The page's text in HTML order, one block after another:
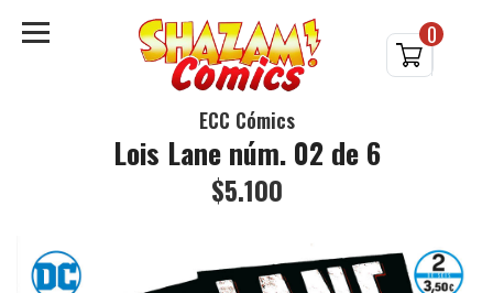
0
ECC Cómics
Lois Lane núm. 02 de 6
$5.100